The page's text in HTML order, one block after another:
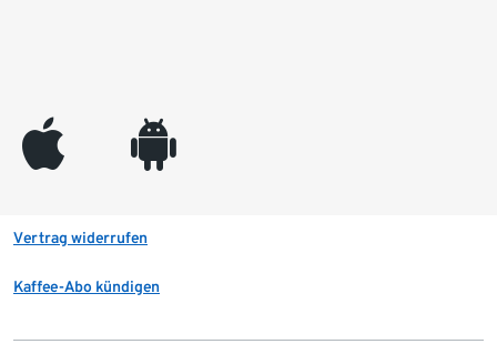
appleinc android
Vertrag widerrufen
Kaffee-Abo kündigen